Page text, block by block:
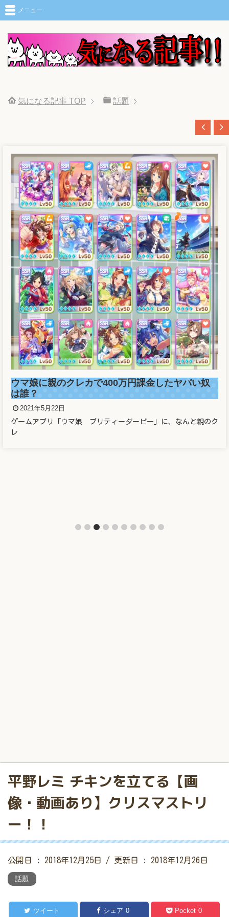
メニュー
気になる記事 TOP 話題
溜席の妖精（タニマチのお嬢さん）マスクなし画
像と正体がヤバかった！！
2021年5月21日
溜席で大相撲を観戦している女性が話題となっています。 こと
平野レミ チキンを立てる【画
像・動画あり】クリスマストリ
ー！！
公開日 : 2018年12月25日 / 更新日 : 2018年12月26日
話題
ツイート シェア 0 Pocket 0